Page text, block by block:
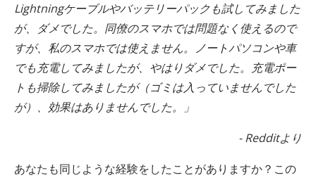
Lightningケーブルやバッテリーパックも試してみました
が、ダメでした。同僚のスマホでは問題なく使えるので
すが、私のスマホでは使えません。ノートパソコンや車
でも充電してみましたが、やはりダメでした。充電ポー
トも掃除してみましたが（ゴミは入っていませんでした
が）、効果はありませんでした。」
- Redditより
あなたも同じような経験をしたことがありますか？この